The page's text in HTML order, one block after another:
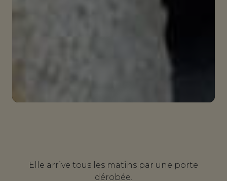
Elle arrive tous les matins par une porte
dérobée.